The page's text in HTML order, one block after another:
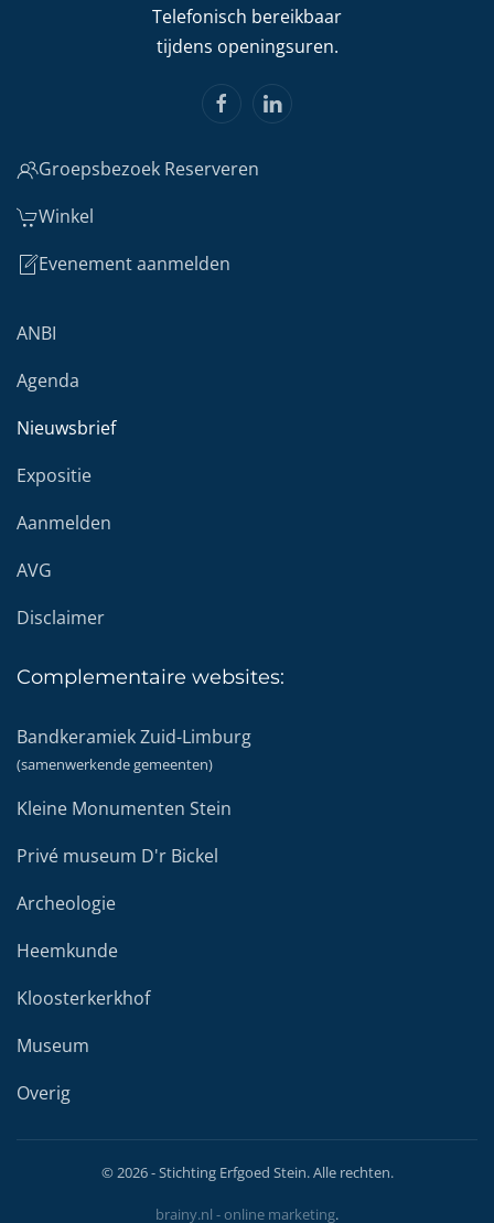
Telefonisch bereikbaar
tijdens openingsuren.
Groepsbezoek Reserveren
Winkel
Evenement aanmelden
ANBI
Agenda
Nieuwsbrief
Expositie
Aanmelden
AVG
Disclaimer
Complementaire websites:
Bandkeramiek Zuid-Limburg
(samenwerkende gemeenten)
Kleine Monumenten Stein
Privé museum D'r Bickel
Archeologie
Heemkunde
Kloosterkerkhof
Museum
Overig
©2026- Stichting Erfgoed Stein. Alle rechten.
brainy.nl - online marketing.